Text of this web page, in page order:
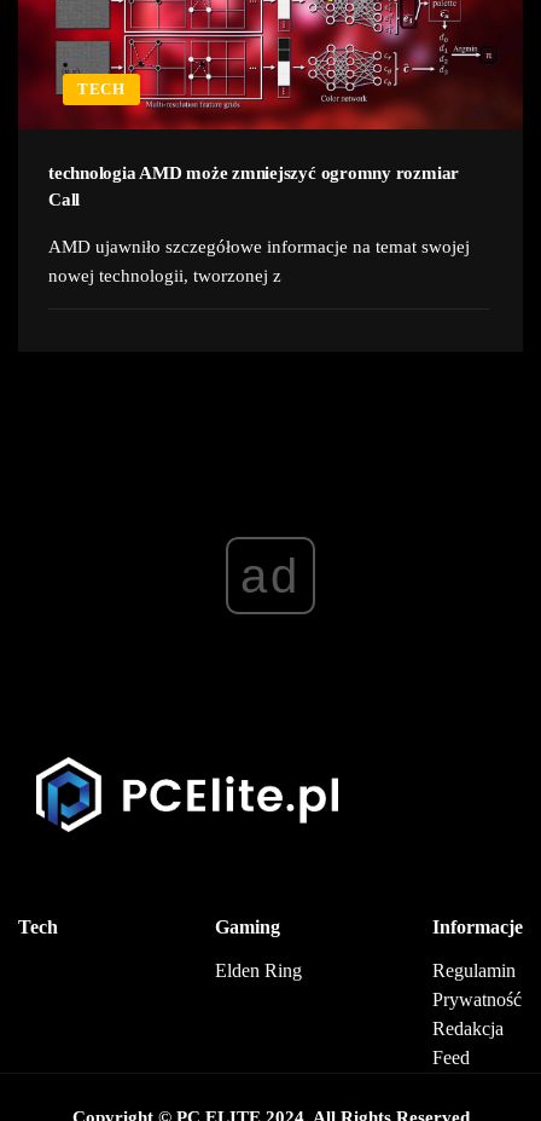
TECH
technologia AMD może zmniejszyć ogromny rozmiar
Call
AMD ujawniło szczegółowe informacje na temat swojej
nowej technologii, tworzonej z
ad
Tech Gaming
Elden Ring
Informacje
Regulamin
Prywatność
Redakcja
Feed